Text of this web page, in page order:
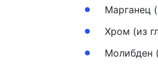
Марганец
Хром (из
Молибден